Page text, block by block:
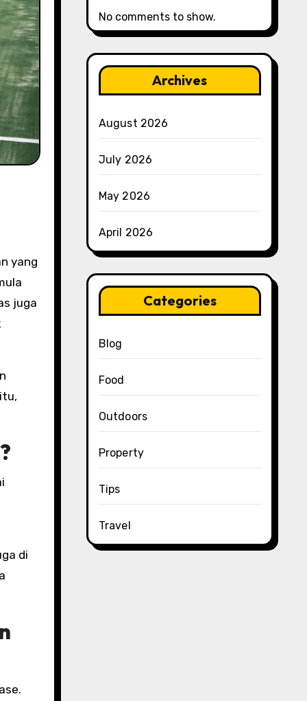
juga
di
No comments to show.
Archives
August 2026
July 2026
May 2026
April 2026
Categories
Blog
Food
Outdoors
Property
Tips
Travel